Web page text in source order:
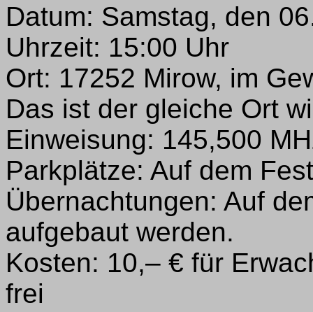
Datum: Samstag, den
Uhrzeit: 15:00 Uhr
Ort: 17252 Mirow, im
Das ist der gleiche Ort
Einweisung: 145,500
Parkplätze: Auf dem
Übernachtungen: Auf
aufgebaut werden.
Kosten: 10,– € für
frei